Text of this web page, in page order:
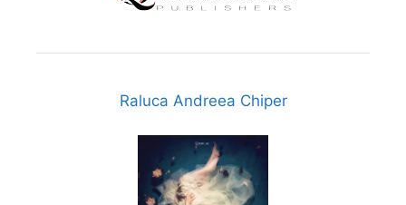
Raluca Andreea Chiper